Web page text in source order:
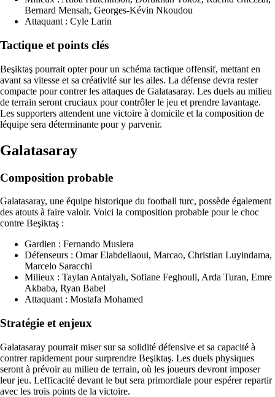
Bernard Mensah, Georges-Kévin Nkoudou
Attaquant : Cyle Larin
Tactique et points clés
Beşiktaş pourrait opter pour un schéma tactique offensif, mettant en
avant sa vitesse et sa créativité sur les ailes. La défense devra rester
compacte pour contrer les attaques de Galatasaray. Les duels au milieu
de terrain seront cruciaux pour contrôler le jeu et prendre lavantage.
Les supporters attendent une victoire à domicile et la composition de
léquipe sera déterminante pour y parvenir.
Galatasaray
Composition probable
Galatasaray, une équipe historique du football turc, possède également
des atouts à faire valoir. Voici la composition probable pour le choc
contre Beşiktaş :
Gardien : Fernando Muslera
Défenseurs : Omar Elabdellaoui, Marcao, Christian Luyindama,
Marcelo Saracchi
Milieux : Taylan Antalyalı, Sofiane Feghouli, Arda Turan, Emre
Akbaba, Ryan Babel
Attaquant : Mostafa Mohamed
Stratégie et enjeux
Galatasaray pourrait miser sur sa solidité défensive et sa capacité à
contrer rapidement pour surprendre Beşiktaş. Les duels physiques
seront à prévoir au milieu de terrain, où les joueurs devront imposer
leur jeu. Lefficacité devant le but sera primordiale pour espérer repartir
avec les trois points de la victoire.